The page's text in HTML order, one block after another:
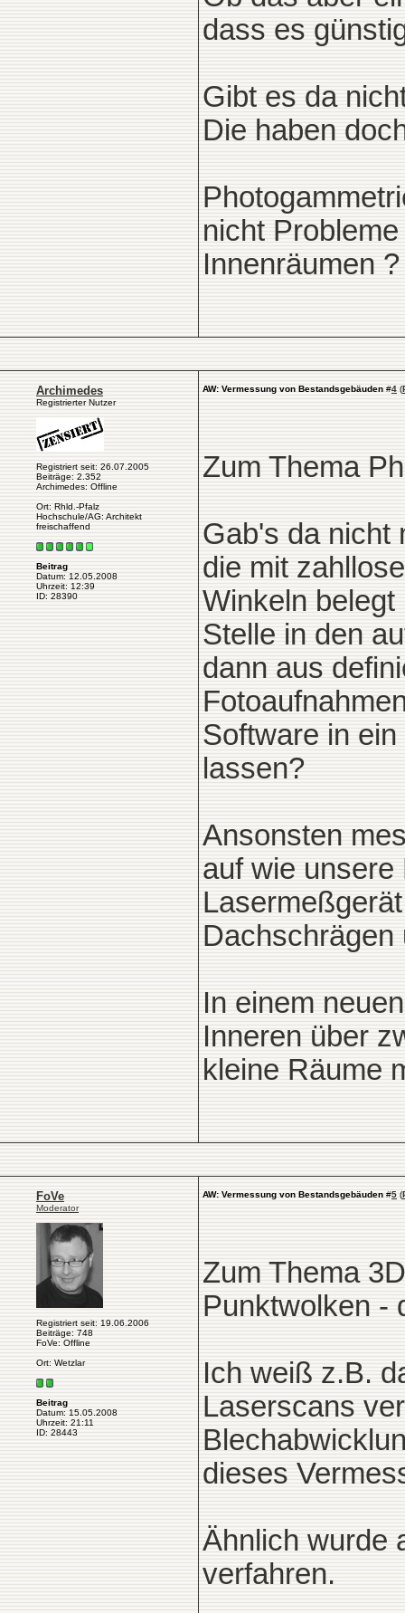
dass es
Gibt es da
Die haben
nicht
Innenräumen
Archimedes
Registrierter Nutzer
Registriert seit: 26.07.2005
Beiträge: 2.352
Archimedes: Offline
Ort: Rhld.-Pfalz
Hochschule/AG: Architekt
freischaffend
Beitrag
Datum: 12.05.2008
Uhrzeit: 12:39
ID: 28390
AW: Vermessung von Bestandsgebäuden #4 (
Zum Thema
Gab's da nicht
die mit
Winkeln
Stelle in den
dann aus
Software in
lassen?
Ansonsten
auf wie unsere
Dachschrägen
In einem
Inneren über
kleine Räume
FoVe
Moderator
Registriert seit: 19.06.2006
Beiträge: 748
FoVe: Offline
Ort: Wetzlar
Beitrag
Datum: 15.05.2008
Uhrzeit: 21:11
ID: 28443
AW: Vermessung von Bestandsgebäuden #5 (
Zum Thema
Punktwolken -
Ich weiß z.B.
Laserscans
dieses
Ähnlich wurde
verfahren.